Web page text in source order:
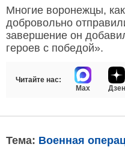
Многие воронежцы,
добровольно
завершение он
героев с победой».
Читайте нас:
Max
Дзен
Тема: Военная